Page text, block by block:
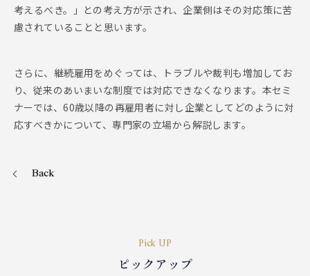
考えるべき。」との考え方が示され、企業側はその対応策に苦
慮されていることと思います。
さらに、継続雇用をめぐっては、トラブルや裁判も増加してお
り、従来のあいまいな制度では対応できなくなります。本セミ
ナーでは、60歳以降の再雇用者に対し企業としてどのように対
応すべきかについて、専門家の立場から解説します。
Back
Pick UP
ピックアップ